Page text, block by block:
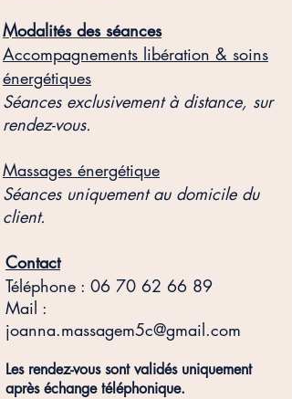
Modalités des séances
Accompagnements libération & soins
énergétiques
Séances exclusivement à distance, sur
rendez-vous.
Massages énergétique
Séances uniquement au domicile du
client.
Contact
Téléphone : 06 70 62 66 89
Mail :
joanna.massagem5c@gmail.com
Les rendez-vous sont validés uniquement
après échange téléphonique.